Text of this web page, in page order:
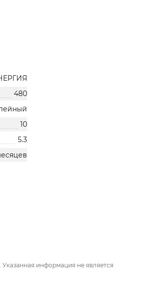
480
10
5.3
информация не является